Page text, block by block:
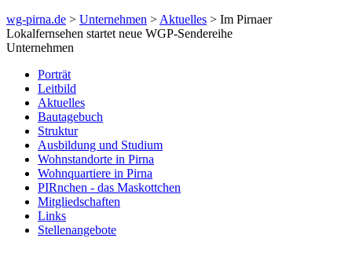
wg-pirna.de > Unternehmen > Aktuelles > Im Pirnaer
Lokalfernsehen startet neue WGP-Sendereihe
Unternehmen
Porträt
Leitbild
Aktuelles
Bautagebuch
Struktur
Ausbildung und Studium
Wohnstandorte in Pirna
Wohnquartiere in Pirna
PIRnchen - das Maskottchen
Mitgliedschaften
Links
Stellenangebote